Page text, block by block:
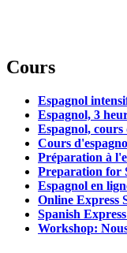
Cours
Espagnol
Espagnol, 3
Espagnol, cours
Cours
Préparation à
Preparation for
Espagnol en
Online Express
Spanish
Workshop: